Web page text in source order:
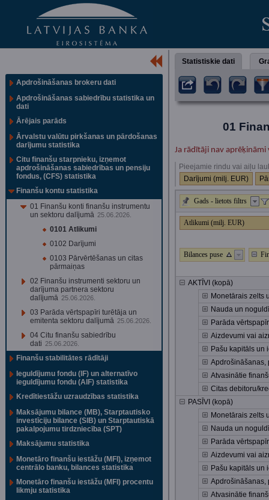
Apdrošināšanas brokeru dati
Apdrošināšanas sabiedrību statistika un
dati
Ārējais parāds
Ārvalstu valūtu pirkšanas un pārdošanas
darījumu statistika
Citu finanšu starpnieku, izņemot
apdrošināšanas sabiedrības un pensiju
fondus, (CFS) statistika
Finanšu kontu statistika
01 Finanšu konti finanšu instrumentu
un sektoru dalījumā 25.06.2026.
0101 Atlikumi
0102 Darījumi
0103 Pārvērtēšanas un citas
pārmaiņas
02 Finanšu instrumenti sektoru un
darījuma partnera sektoru
dalījumā 25.06.2026.
03 Parāda vērtspapīri turētāja un
emitenta sektoru dalījumā 25.06.2026.
04 Citu finanšu sabiedrību
dati 25.06.2026.
Finanšu stabilitātes rādītāji
Ieguldījumu fondu (IF) un alternatīvo
ieguldījumu fondu (AIF) statistika
Kredītiestāžu uzraudzības statistika
Maksājumu bilance (MB), Starptautisko
investīciju bilance (SIB) un Starptautiskā
pakalpojumu tirdzniecība (SPT)
Maksājumu statistika
Monetāro finanšu iestāžu (MFI), izņemot
centrālo banku, bilances statistika
Monetāro finanšu iestāžu (MFI) procentu
likmju statistika
Statistiskie dati
01
Ja rādītāji nav
Pieejamie rindu vai aiļu
Darījumi (milj. EUR)
Gads - lietots filtrs
Atlikumi (milj. EUR)
Bilances puse
AKTĪVI (kopā)
Monetārais zelts
Nauda un
Parāda
Aizdevumi vai
Pašu kapitāls un
Apdrošināšanas,
Atvasinātie
Citas debitoru/
PASĪVI (kopā)
Monetārais zelts
Nauda un
Parāda
Aizdevumi vai
Pašu kapitāls un
Apdrošināšanas,
Atvasinātie